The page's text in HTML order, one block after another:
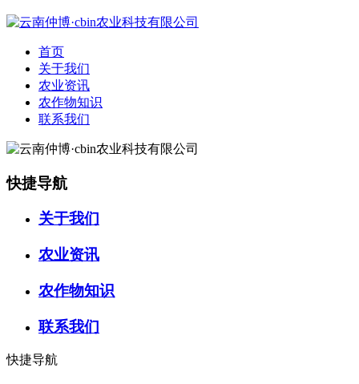
首页
关于我们
农业资讯
农作物知识
联系我们
快捷导航
关于我们
农业资讯
农作物知识
联系我们
快捷导航